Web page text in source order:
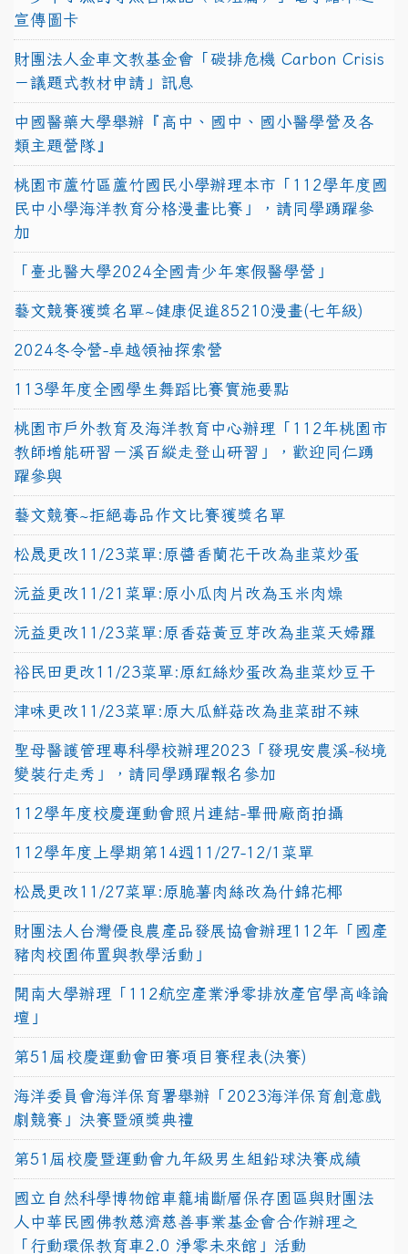
宣傳圖卡
財團法人金車文教基金會「碳排危機 Carbon Crisis
－議題式教材申請」訊息
中國醫藥大學舉辦『高中、國中、國小醫學營及各
類主題營隊』
桃園市蘆竹區蘆竹國民小學辦理本市「112學年度國
民中小學海洋教育分格漫畫比賽」，請同學踴躍參
加
「臺北醫大學2024全國青少年寒假醫學營」
藝文競賽獲獎名單~健康促進85210漫畫(七年級)
2024冬令營-卓越領袖探索營
113學年度全國學生舞蹈比賽實施要點
桃園市戶外教育及海洋教育中心辦理「112年桃園市
教師增能研習－溪百縱走登山研習」，歡迎同仁踴
躍參與
藝文競賽~拒絕毒品作文比賽獲獎名單
松晟更改11/23菜單:原醬香蘭花干改為韭菜炒蛋
沅益更改11/21菜單:原小瓜肉片改為玉米肉燥
沅益更改11/23菜單:原香菇黃豆芽改為韭菜天婦羅
裕民田更改11/23菜單:原紅絲炒蛋改為韭菜炒豆干
津味更改11/23菜單:原大瓜鮮菇改為韭菜甜不辣
聖母醫護管理專科學校辦理2023「發現安農溪-秘境
變裝行走秀」，請同學踴躍報名參加
112學年度校慶運動會照片連結-畢冊廠商拍攝
112學年度上學期第14週11/27-12/1菜單
松晟更改11/27菜單:原脆薯肉絲改為什錦花椰
財團法人台灣優良農產品發展協會辦理112年「國產
豬肉校園佈置與教學活動」
開南大學辦理「112航空產業淨零排放產官學高峰論
壇」
第51屆校慶運動會田賽項目賽程表(決賽)
海洋委員會海洋保育署舉辦「2023海洋保育創意戲
劇競賽」決賽暨頒獎典禮
第51屆校慶暨運動會九年級男生組鉛球決賽成績
國立自然科學博物館車籠埔斷層保存園區與財團法
人中華民國佛教慈濟慈善事業基金會合作辦理之
「行動環保教育車2.0 淨零未來館」活動